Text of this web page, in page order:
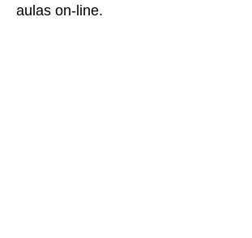
aulas on-line.